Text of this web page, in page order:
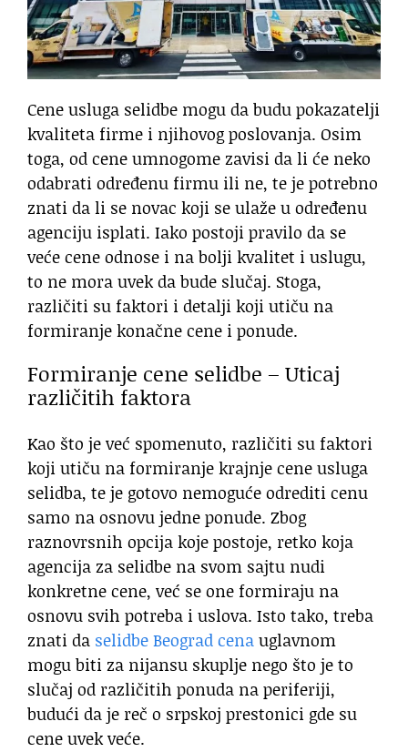
Cene usluga selidbe mogu da budu pokazatelji
kvaliteta firme i njihovog poslovanja. Osim
toga, od cene umnogome zavisi da li će neko
odabrati određenu firmu ili ne, te je potrebno
znati da li se novac koji se ulaže u određenu
agenciju isplati. Iako postoji pravilo da se
veće cene odnose i na bolji kvalitet i uslugu,
to ne mora uvek da bude slučaj. Stoga,
različiti su faktori i detalji koji utiču na
formiranje konačne cene i ponude.
Formiranje cene selidbe – Uticaj
različitih faktora
Kao što je već spomenuto, različiti su faktori
koji utiču na formiranje krajnje cene usluga
selidba, te je gotovo nemoguće odrediti cenu
samo na osnovu jedne ponude. Zbog
raznovrsnih opcija koje postoje, retko koja
agencija za selidbe na svom sajtu nudi
konkretne cene, već se one formiraju na
osnovu svih potreba i uslova. Isto tako, treba
znati da selidbe Beograd cenauglavnom
mogu biti za nijansu skuplje nego što je to
slučaj od različitih ponuda na periferiji,
budući da je reč o srpskoj prestonici gde su
cene uvek veće.